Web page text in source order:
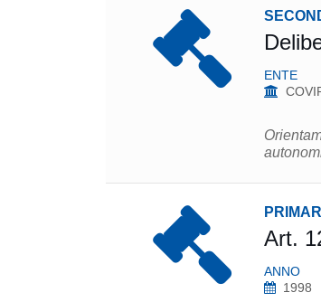
ENTE
Art.
ANNO
1998